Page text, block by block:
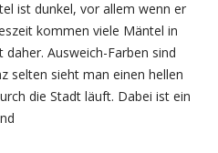
ist dunkel, vor allem wenn er
kommen viele Mäntel in
Ausweich-Farben sind
selten sieht man einen hellen
die Stadt läuft. Dabei ist ein